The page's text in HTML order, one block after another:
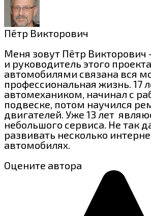
Пётр Викторович
Меня зовут Пётр Викторович
и руководитель этого
автомобилями связана вся
профессиональная жизнь. 17
автомехаником, начинал с
подвеске, потом научился
двигателей. Уже 13 лет
небольшого сервиса. Не так
развивать несколько
автомобилях.
Оцените автора